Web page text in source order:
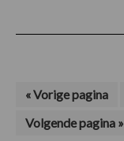
«Ga
Vorige pagina
Ga
naar
Volgende pagina »